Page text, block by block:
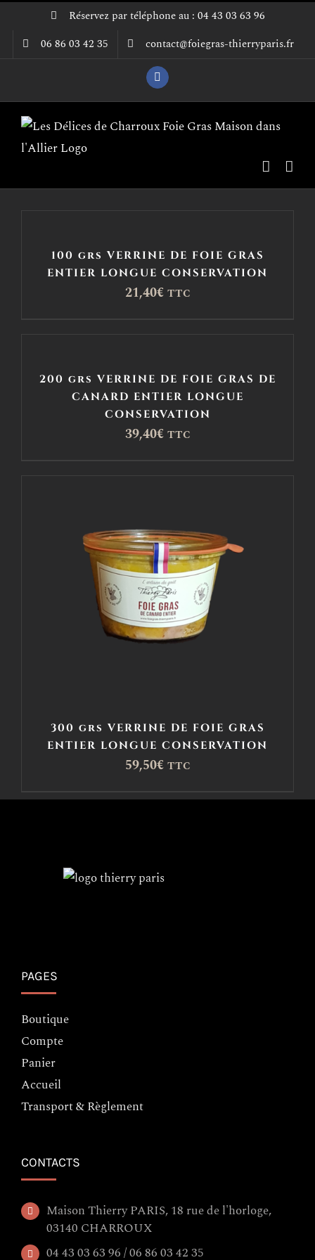
contenu
Réservez par téléphone au : 04 43 03 63 96
06 86 03 42 35
contact@foiegras-thierryparis.fr
Facebook
100 grs VERRINE DE FOIE GRAS
ENTIER LONGUE CONSERVATION
21,40€ TTC
200 grs VERRINE DE FOIE GRAS DE
CANARD ENTIER LONGUE
CONSERVATION
39,40€ TTC
300 grs VERRINE DE FOIE GRAS
ENTIER LONGUE CONSERVATION
59,50€ TTC
PAGES
Boutique
Compte
Panier
Accueil
Transport & Règlement
CONTACTS
Maison Thierry PARIS, 18 rue de l'horloge,
03140 CHARROUX
04 43 03 63 96 / 06 86 03 42 35